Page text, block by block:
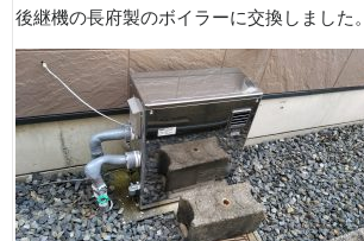
後継機の長府製のボイラーに交換しました。